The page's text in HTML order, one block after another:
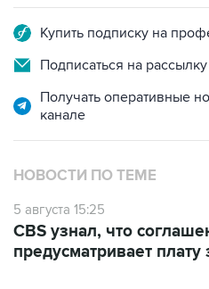
Купить подписку на
Подписаться на
Получать оперативные
канале
НОВОСТИ ПО ТЕМЕ
5 августа 15:25
CBS узнал, что
предусматривает